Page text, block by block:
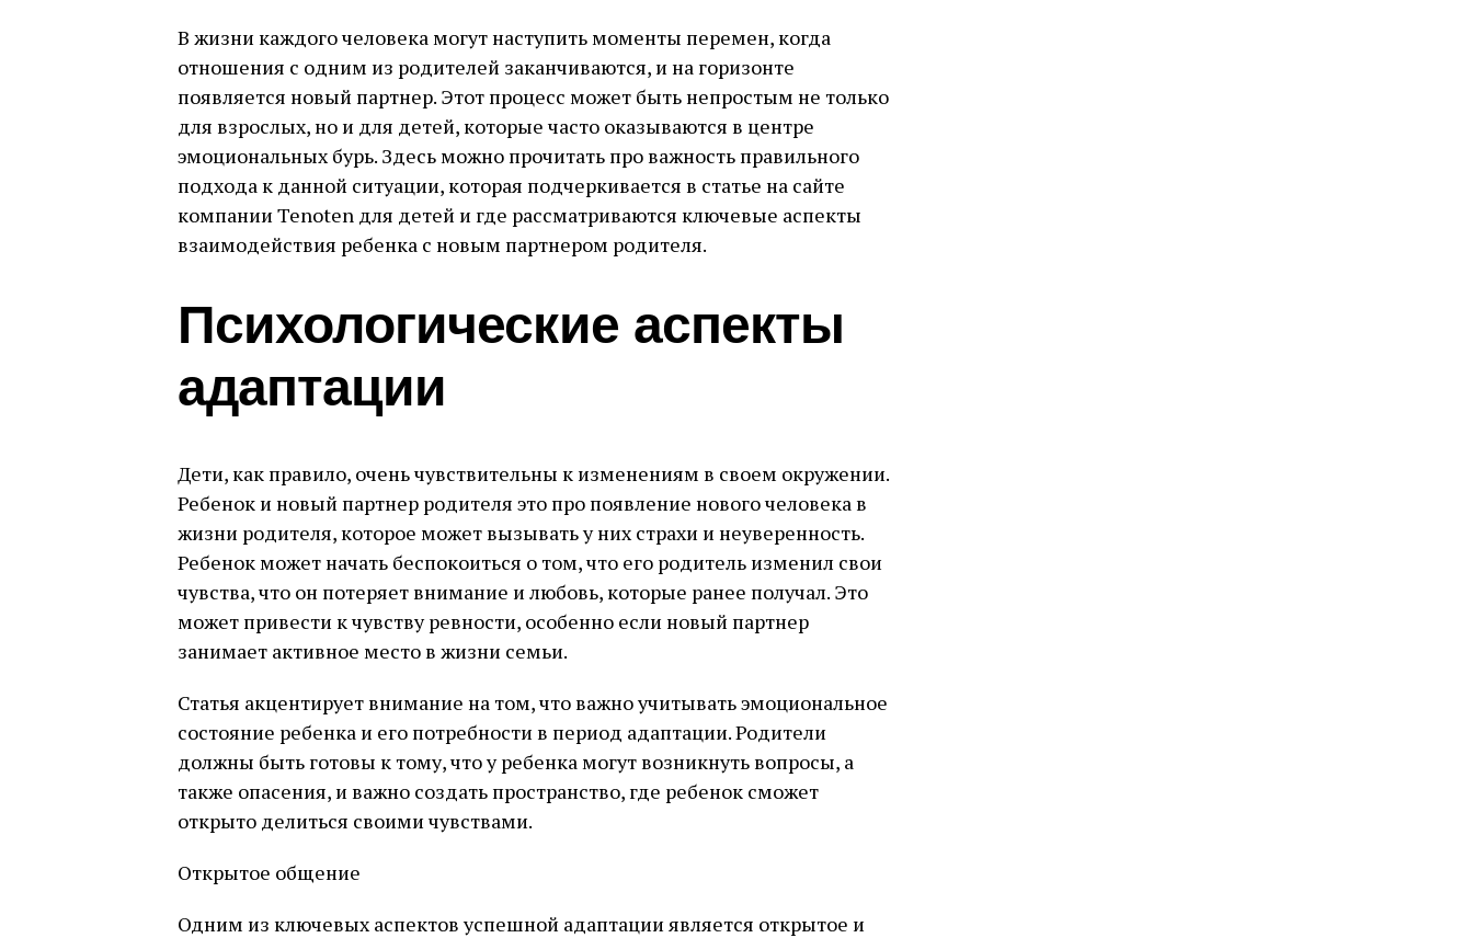
В жизни каждого человека могут наступить моменты перемен, когда
отношения с одним из родителей заканчиваются, и на горизонте
появляется новый партнер. Этот процесс может быть непростым не только
для взрослых, но и для детей, которые часто оказываются в центре
эмоциональных бурь. Здесь можно прочитать про важность правильного
подхода к данной ситуации, которая подчеркивается в статье на сайте
компании Tenoten для детей и где рассматриваются ключевые аспекты
взаимодействия ребенка с новым партнером родителя.
Психологические аспекты
адаптации
Дети, как правило, очень чувствительны к изменениям в своем окружении.
Ребенок и новый партнер родителя это про появление нового человека в
жизни родителя, которое может вызывать у них страхи и неуверенность.
Ребенок может начать беспокоиться о том, что его родитель изменил свои
чувства, что он потеряет внимание и любовь, которые ранее получал. Это
может привести к чувству ревности, особенно если новый партнер
занимает активное место в жизни семьи.
Статья акцентирует внимание на том, что важно учитывать эмоциональное
состояние ребенка и его потребности в период адаптации. Родители
должны быть готовы к тому, что у ребенка могут возникнуть вопросы, а
также опасения, и важно создать пространство, где ребенок сможет
открыто делиться своими чувствами.
Открытое общение
Одним из ключевых аспектов успешной адаптации является открытое и